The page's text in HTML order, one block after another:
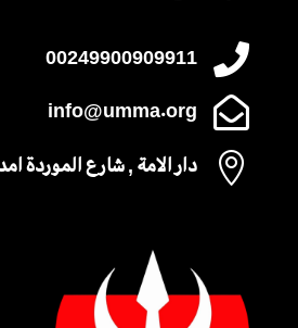

00249900909911

info@umma.org
 دار الامة , شارع الموردة